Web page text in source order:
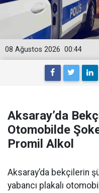
00:44
08 Ağustos 2026
Aksaray’da
Otomobilde
Promil Alkol
Aksaray’da bekçilerin
yabancı plakalı